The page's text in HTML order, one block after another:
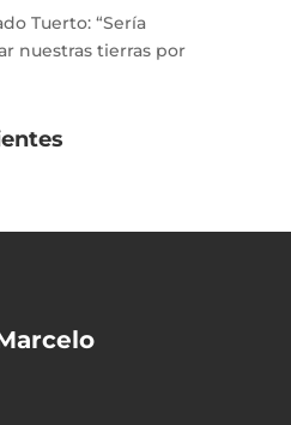
Tuerto: “Sería
nuestras tierras por